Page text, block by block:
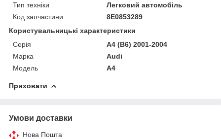
Тип техніки
Легковий автомобіль
Код запчастини
8E0853289
Користувальницькі характеристики
Серія
A4 (B6) 2001-2004
Марка
Audi
Модель
A4
Приховати
Умови доставки
Нова Пошта